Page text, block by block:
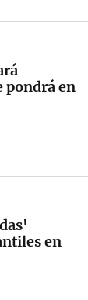
pondrá en
en